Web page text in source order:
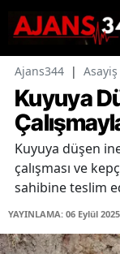
Ajans344 | Asayiş
Kuyuya
Kuyuya düşen
çalışması ve
sahibine teslim
YAYINLAMA: 06 Eylül